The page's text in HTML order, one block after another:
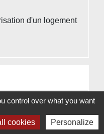
d'un logement
les bâtimentsopen_in_new
control over what you want
cookies Personalize